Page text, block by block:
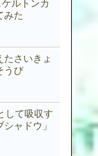
ケルトンカ
みた
たさいきょ
うび
して吸収す
ャドウ」